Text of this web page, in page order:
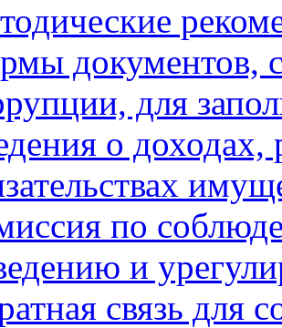
документов,
для
о доходах,
по
и
связь для